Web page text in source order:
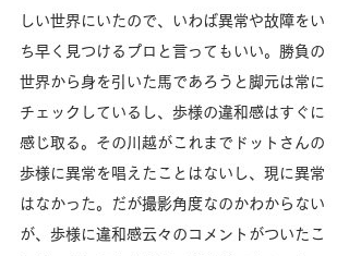
しい世界にいたので、いわば異常や故障をい
ち早く見つけるプロと言ってもいい。勝負の
世界から身を引いた馬であろうと脚元は常に
チェックしているし、歩様の違和感はすぐに
感じ取る。その川越がこれまでドットさんの
歩様に異常を唱えたことはないし、現に異常
はなかった。だが撮影角度なのかわからない
が、歩様に違和感云々のコメントがついたこ